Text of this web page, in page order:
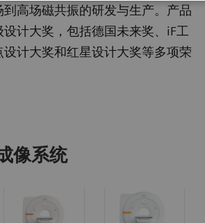
高场磁共振的研发与生产。产品
计大奖，包括德国未来奖、iF工
计大奖和红星设计大奖等多项荣
像系统